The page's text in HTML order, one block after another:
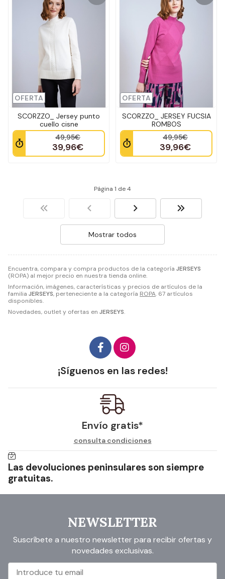
Encuentra, compara y compra productos de la categoría JERSEYS
(ROPA) al mejor precio en nuestra tienda online.
Información, imágenes, características y precios de artículos de la
familia JERSEYS, perteneciente a la categoría ROPA. 67 artículos
disponibles.
Novedades, outlet y ofertas en JERSEYS.
OFERTA
SCORZZO_ Jersey punto
cuello cisne
49,95€
39,96€
OFERTA
SCORZZO_ JERSEY FUCSIA
ROMBOS
49,95€
39,96€
Página 1 de 4
Mostrar todos
¡Síguenos en las redes!
Envío gratis*
consulta condiciones
Las devoluciones peninsulares son siempre
gratuitas.
NEWSLETTER
Suscríbete a nuestro newsletter para recibir ofertas y
novedades exclusivas.